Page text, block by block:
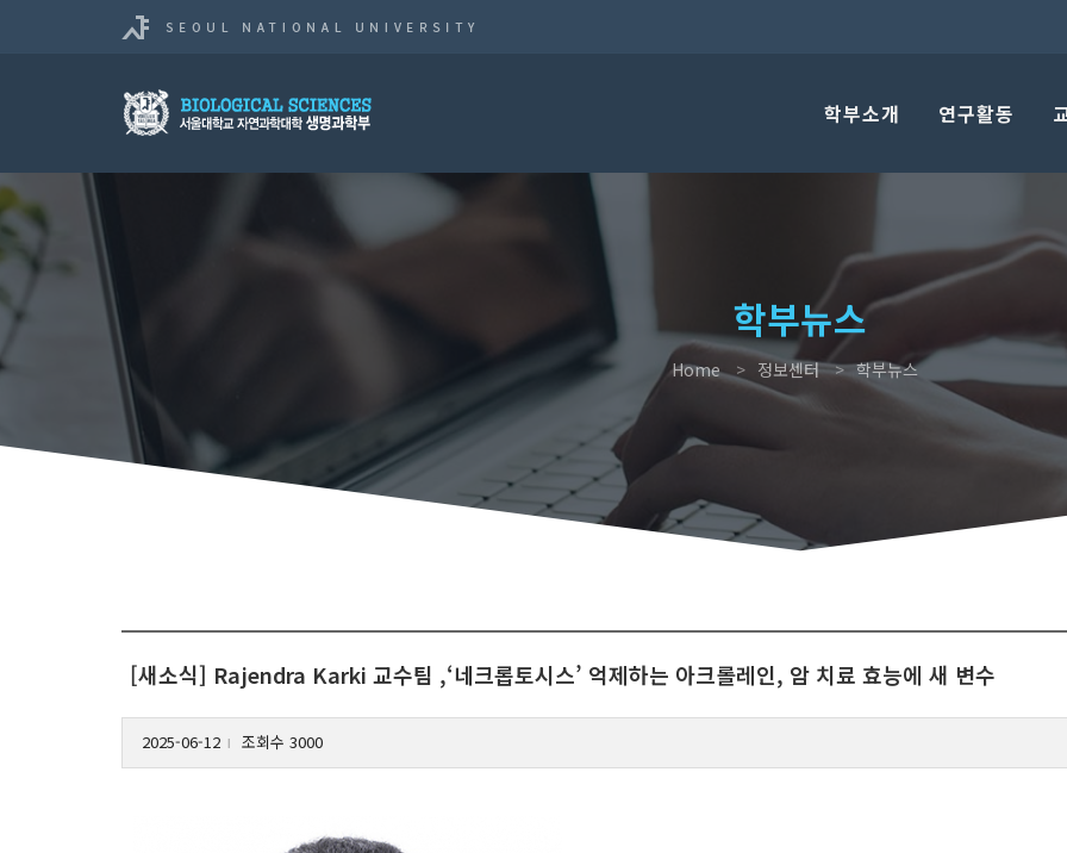
학부소개 연구활동
학부뉴스
Home 정보센터 학부뉴스
[새소식] Rajendra Karki 교수팀 ,‘네크롭토시스’ 억제하는 아크롤레인, 암 치료 효능에 새 변수
2025-06-12 l 조회수 3000